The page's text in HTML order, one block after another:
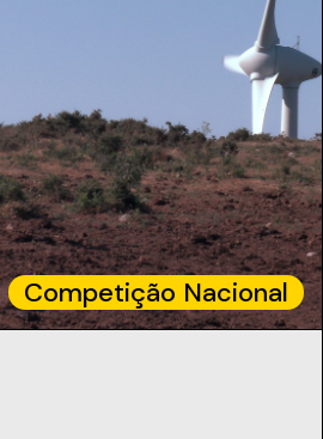
Competição Nacional